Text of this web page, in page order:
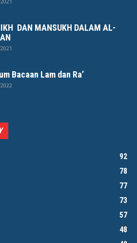
DAN MANSUKH DALAM AL-
Bacaan Lam dan Ra’
92
78
77
73
57
48